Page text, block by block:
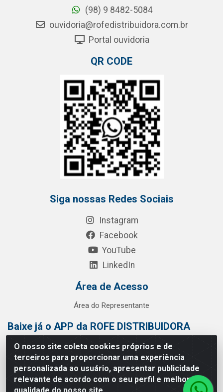
O nosso site coleta cookies próprios e de
terceiros para proporcionar uma experiência
personalizada ao usuário, apresentar publicidade
relevante de acordo com o seu perfil e melhorar a
(98) 9 8482-5084
ouvidoria@rofedistribuidora.com.br
Portal ouvidoria
QR CODE
Siga nossas Redes Sociais
Instagram
Facebook
YouTube
LinkedIn
Área de Acesso
Área do Representante
Baixe já o APP da ROFE DISTRIBUIDORA